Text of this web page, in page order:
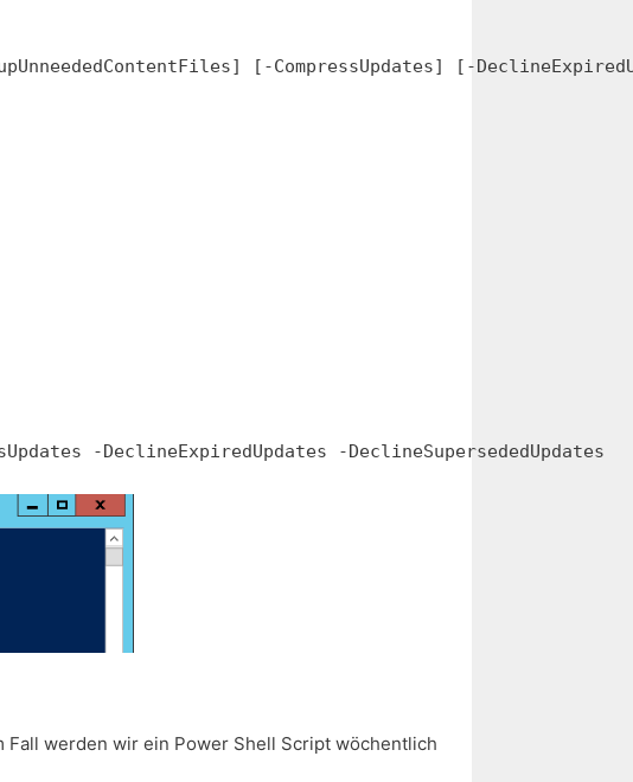
[-CompressUpdates] [-
-DeclineExpiredUpdates -DeclineSupersededUpdates
Fall werden wir ein Power Shell Script wöchentlich